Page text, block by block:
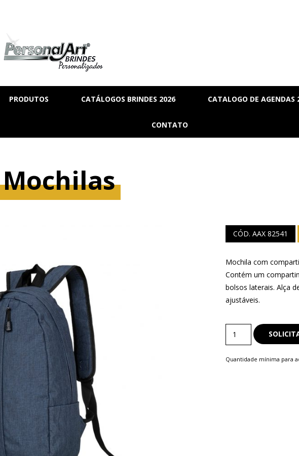
PRODUTOS
AGENDA SEMANAL
CADERNOS
MOLESKINE
IMPORTADOS
IMPRESSOS COMERCIAIS
KIT CANETA LAPISEIRA
PEN DRIVE
RISQUE RABISQUE
SQUEEZE
CATÁLOGOS BRINDES 2026
BRINDES_02
CATALOGO DE AGENDAS
CONTATO
CÓD. AAX 82541
Mochila com
Contém um
bolsos laterais. Alça
ajustáveis.
quantity
Quantidade mínima para